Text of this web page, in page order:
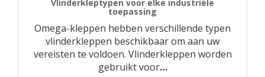
Vlinderkleptypen voor elke industriële
toepassing
Omega-kleppen hebben verschillende typen
vlinderkleppen beschikbaar om aan uw
vereisten te voldoen. Vlinderkleppen worden
gebruikt voor…